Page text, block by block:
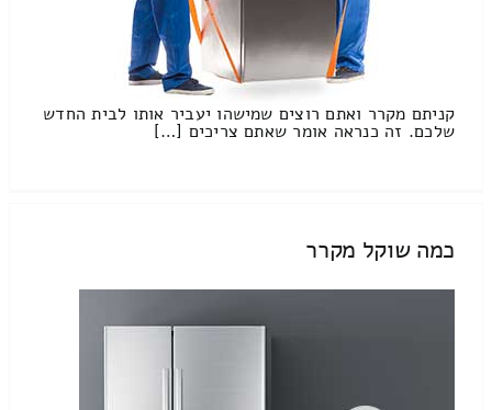
קניתם מקרר ואתם רוצים שמישהו יעביר אותו לבית החדש
שלכם. זה כנראה אומר שאתם צריכים […]
כמה שוקל מקרר